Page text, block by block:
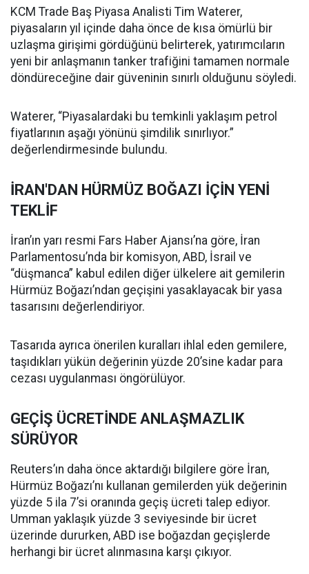
KCM Trade Baş Piyasa Analisti Tim Waterer,
piyasaların yıl içinde daha önce de kısa ömürlü bir
uzlaşma girişimi gördüğünü belirterek, yatırımcıların
yeni bir anlaşmanın tanker trafiğini tamamen normale
döndüreceğine dair güveninin sınırlı olduğunu söyledi.
Waterer, “Piyasalardaki bu temkinli yaklaşım petrol
fiyatlarının aşağı yönünü şimdilik sınırlıyor.”
değerlendirmesinde bulundu.
İRAN'DAN HÜRMÜZ BOĞAZI İÇİN YENİ
TEKLİF
İran’ın yarı resmi Fars Haber Ajansı’na göre, İran
Parlamentosu’nda bir komisyon, ABD, İsrail ve
“düşmanca” kabul edilen diğer ülkelere ait gemilerin
Hürmüz Boğazı’ndan geçişini yasaklayacak bir yasa
tasarısını değerlendiriyor.
Tasarıda ayrıca önerilen kuralları ihlal eden gemilere,
taşıdıkları yükün değerinin yüzde 20’sine kadar para
cezası uygulanması öngörülüyor.
GEÇİŞ ÜCRETİNDE ANLAŞMAZLIK
SÜRÜYOR
Reuters’ın daha önce aktardığı bilgilere göre İran,
Hürmüz Boğazı’nı kullanan gemilerden yük değerinin
yüzde 5 ila 7’si oranında geçiş ücreti talep ediyor.
Umman yaklaşık yüzde 3 seviyesinde bir ücret
üzerinde dururken, ABD ise boğazdan geçişlerde
herhangi bir ücret alınmasına karşı çıkıyor.